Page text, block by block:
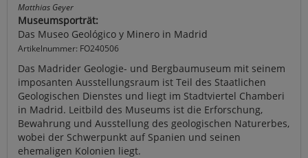
Matthias Geyer
Museumsporträt:
Das Museo Geológico y Minero in Madrid
Artikelnummer: FO240506
Das Madrider Geologie- und Bergbaumuseum mit seinem
imposanten Ausstellungsraum ist Teil des Staatlichen
Geologischen Dienstes und liegt im Stadtviertel Chamberi
in Madrid. Leitbild des Museums ist die Erforschung,
Bewahrung und Ausstellung des geologischen Naturerbes,
wobei der Schwerpunkt auf Spanien und seinen
ehemaligen Kolonien liegt.